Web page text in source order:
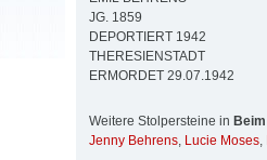
JG. 1859
DEPORTIERT 1942
THERESIENSTADT
ERMORDET 29.07.1942
Weitere Stolpersteine in
Jenny Behrens, Lucie Moses,